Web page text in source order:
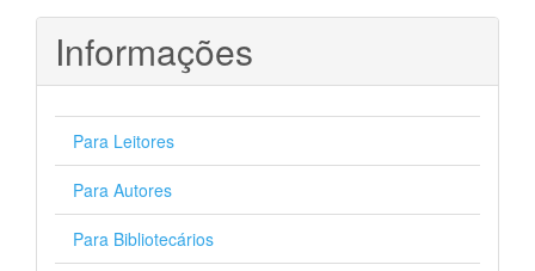
Informações
Para Leitores
Para Autores
Para Bibliotecários